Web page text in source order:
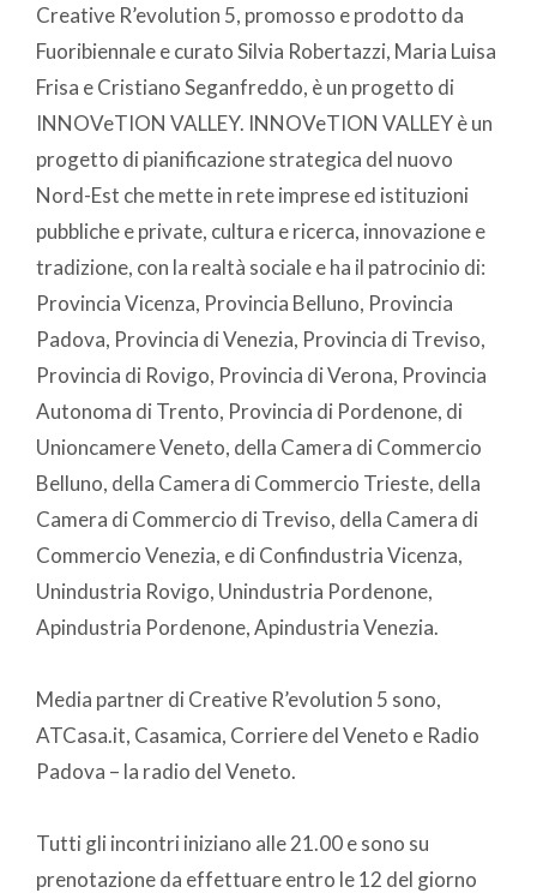
Creative R’evolution 5, promosso e prodotto da
Fuoribiennale e curato Silvia Robertazzi, Maria Luisa
Frisa e Cristiano Seganfreddo, è un progetto di
INNOVeTION VALLEY. INNOVeTION VALLEY è un
progetto di pianificazione strategica del nuovo
Nord-Est che mette in rete imprese ed istituzioni
pubbliche e private, cultura e ricerca, innovazione e
tradizione, con la realtà sociale e ha il patrocinio di:
Provincia Vicenza, Provincia Belluno, Provincia
Padova, Provincia di Venezia, Provincia di Treviso,
Provincia di Rovigo, Provincia di Verona, Provincia
Autonoma di Trento, Provincia di Pordenone, di
Unioncamere Veneto, della Camera di Commercio
Belluno, della Camera di Commercio Trieste, della
Camera di Commercio di Treviso, della Camera di
Commercio Venezia, e di Confindustria Vicenza,
Unindustria Rovigo, Unindustria Pordenone,
Apindustria Pordenone, Apindustria Venezia.
Media partner di Creative R’evolution 5 sono,
ATCasa.it, Casamica, Corriere del Veneto e Radio
Padova – la radio del Veneto.
Tutti gli incontri iniziano alle 21.00 e sono su
prenotazione da effettuare entro le 12 del giorno